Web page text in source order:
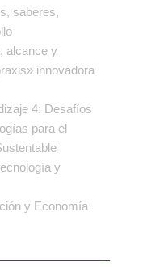
saberes,
alcance y
innovadora
4: Desafíos
para el
y
y Economía